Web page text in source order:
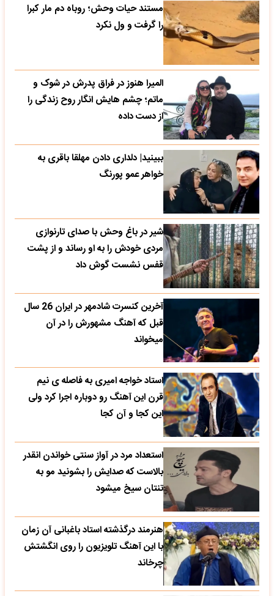
مستند حیات وحش؛ روباه دم مار کبرا
را گرفت و ول نکرد
المیرا هنوز در فراق پدرش در شوک و
ماتم؛ چشم هایش انگار روح زندگی را
از دست داده
ببینید| دلداری دادن مهلقا باقری به
خواهر عمو پورنگ
شیر در باغ وحش با صدای تارنوازی
مردی خودش را به او رساند و از پشت
قفس نشست گوش داد
آخرین کنسرت شادمهر در ایران 26 سال
قبل که آهنگ مشهورش را در آن
میخواند
استاد خواجه امیری به فاصله ی نیم
قرن این آهنگ رو دوباره اجرا کرد ولی
این کجا و آن کجا
استعداد مرد در آواز سنتی خواندن انقدر
بالاست که صدایش را بشونید مو به
تنتان سیخ میشود
هنرمند درگذشته استاد باغبانی آن زمان
با این آهنگ تلویزیون را روی انگشتش
چرخاند